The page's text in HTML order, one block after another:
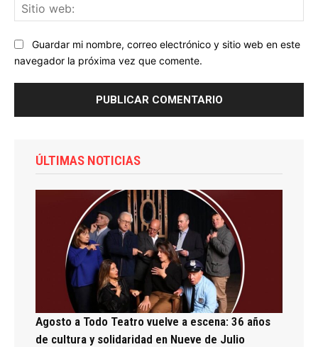
Guardar mi nombre, correo electrónico y sitio web en este
navegador la próxima vez que comente.
ÚLTIMAS NOTICIAS
Agosto a Todo Teatro vuelve a escena: 36 años
de cultura y solidaridad en Nueve de Julio